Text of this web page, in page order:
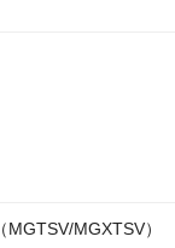
MGXTSV）